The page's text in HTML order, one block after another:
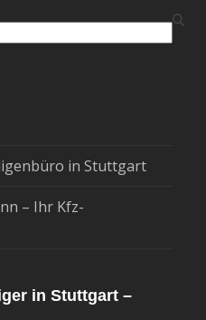
in Stuttgart
– Ihr Kfz-
in Stuttgart –